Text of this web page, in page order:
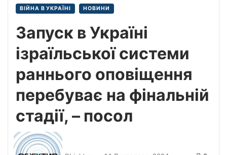
ВІЙНА В УКРАЇНІ НОВИНИ
Запуск в Україні
ізраїльської системи
раннього оповіщення
перебуває на фінальній
стадії, – посол